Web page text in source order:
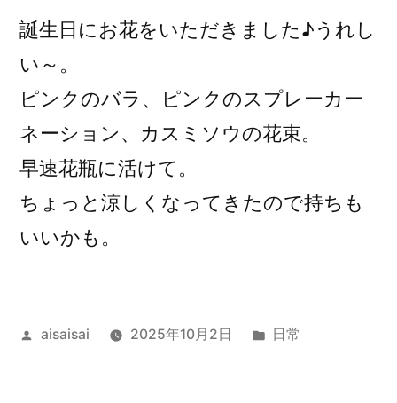
誕生日にお花をいただきました♪うれし
い～。
ピンクのバラ、ピンクのスプレーカー
ネーション、カスミソウの花束。
早速花瓶に活けて。
ちょっと涼しくなってきたので持ちも
いいかも。
投
aisaisai 2025年10月2日
カ
日常